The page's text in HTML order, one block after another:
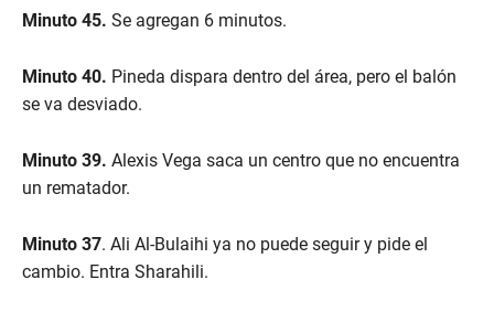
Minuto 45. Se agregan 6 minutos.
Minuto 40. Pineda dispara dentro del área, pero el balón
se va desviado.
Minuto 39. Alexis Vega saca un centro que no encuentra
un rematador.
Minuto 37. Ali Al-Bulaihi ya no puede seguir y pide el
cambio. Entra Sharahili.